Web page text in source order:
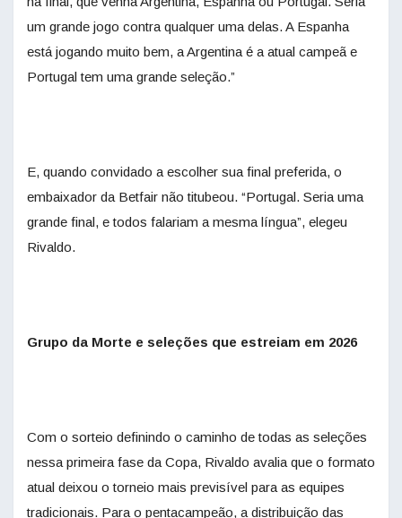
um grande jogo contra qualquer uma delas. A Espanha
está jogando muito bem, a Argentina é a atual campeã e
Portugal tem uma grande seleção.”
E, quando convidado a escolher sua final preferida, o
embaixador da Betfair não titubeou. “Portugal. Seria uma
grande final, e todos falariam a mesma língua”, elegeu
Rivaldo.
Grupo da Morte e seleções que estreiam em 2026
Com o sorteio definindo o caminho de todas as seleções
nessa primeira fase da Copa, Rivaldo avalia que o formato
atual deixou o torneio mais previsível para as equipes
tradicionais. Para o pentacampeão, a distribuição das